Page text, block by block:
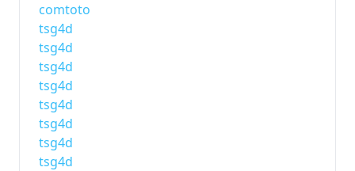
comtoto
tsg4d
tsg4d
tsg4d
tsg4d
tsg4d
tsg4d
tsg4d
tsg4d